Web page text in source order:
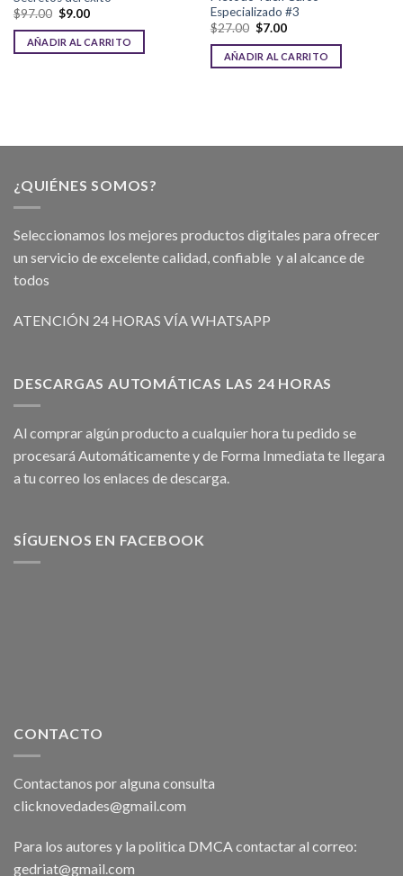
$97.00 $9.00
AÑADIR AL CARRITO
Especializado #3
$27.00 $7.00
AÑADIR AL CARRITO
¿QUIÉNES SOMOS?
Seleccionamos los mejores productos digitales para ofrecer
un servicio de excelente calidad, confiable y al alcance de
todos
ATENCIÓN 24 HORAS VÍA WHATSAPP
DESCARGAS AUTOMÁTICAS LAS 24 HORAS
Al comprar algún producto a cualquier hora tu pedido se
procesará Automáticamente y de Forma Inmediata te llegara
a tu correo los enlaces de descarga.
SÍGUENOS EN FACEBOOK
CONTACTO
Contactanos por alguna consulta
clicknovedades@gmail.com
Para los autores y la politica DMCA contactar al correo:
gedriat@gmail.com